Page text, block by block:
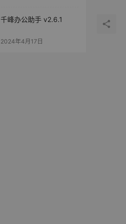
千峰办公助手 v2.6.1
2024年4月17日